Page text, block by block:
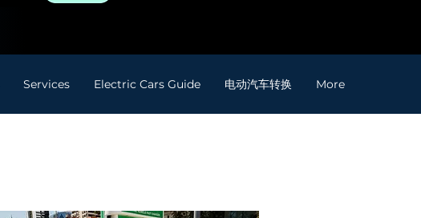
Services Electric Cars Guide 电动汽车转换 More